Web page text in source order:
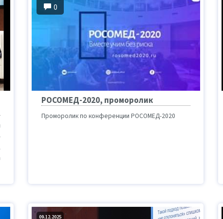
0
РОСОМЕД-2020, проморолик
Проморолик по конференции РОСОМЕД-2020
09.12.2025